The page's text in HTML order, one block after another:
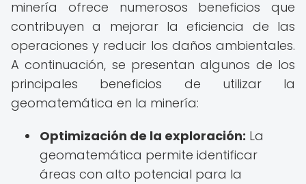
minería ofrece numerosos beneficios que
contribuyen a mejorar la eficiencia de las
operaciones y reducir los daños ambientales.
A continuación, se presentan algunos de los
principales beneficios de utilizar la
geomatemática en la minería:
Optimización de la exploración: La
geomatemática permite identificar
áreas con alto potencial para la